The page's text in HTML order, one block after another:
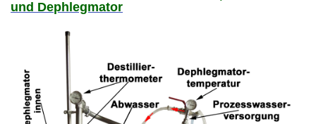
und Dephlegmator